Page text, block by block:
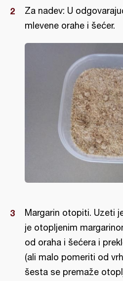
Za nadev: U
mlevene orahe i šećer.
Margarin otopiti. Uzeti
je otopljenim
od oraha i šećera i
(ali malo pomeriti od
šesta se premaže